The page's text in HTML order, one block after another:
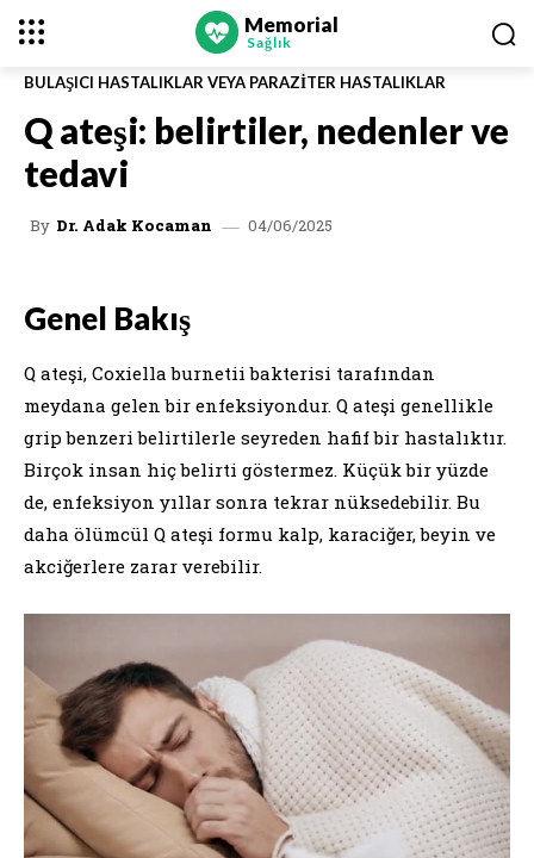
Memorial
Sağlık
BULAŞICI HASTALIKLAR VEYA PARAZITER HASTALIKLAR
Q ateşi: belirtiler, nedenler ve
tedavi
By Dr. Adak Kocaman 04/06/2025
Genel Bakış
Q ateşi, Coxiella burnetii bakterisi tarafından
meydana gelen bir enfeksiyondur. Q ateşi genellikle
grip benzeri belirtilerle seyreden hafif bir hastalıktır.
Birçok insan hiç belirti göstermez. Küçük bir yüzde
de, enfeksiyon yıllar sonra tekrar nüksedebilir. Bu
daha ölümcül Q ateşi formu kalp, karaciğer, beyin ve
akciğerlere zarar verebilir.